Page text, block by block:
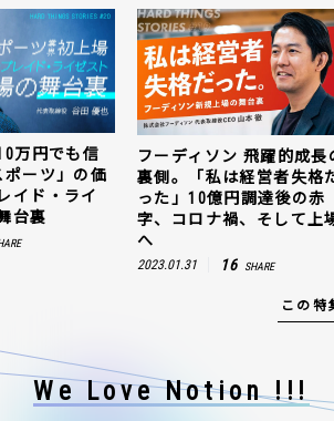
万円でも信
ーツ」の価
イド・ライ
台裏
フーディソン 飛躍的成長
裏側。「私は経営者失格
った」10億円調達後の赤
字、コロナ禍、そして上
へ
2023.01.31 16 SHARE
この特
We Love Notion !!!